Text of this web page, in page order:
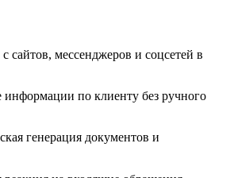
сайтов, мессенджеров и соцсетей в
по клиенту без ручного
генерация документов и